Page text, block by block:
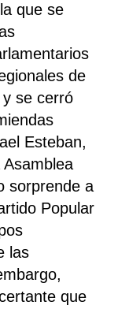
que se
de
se cerró
Esteban,
sorprende a
Popular
las
que